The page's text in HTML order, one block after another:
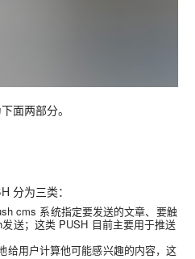
面两部分。
分为三类：
cms 系统指定要发送的文章、要触
送；这类 PUSH 目前主要用于推送
给用户计算他可能感兴趣的内容，这